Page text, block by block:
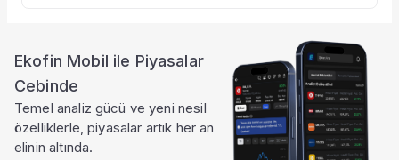
Ekofin Mobil ile Piyasalar
Cebinde
Temel analiz gücü ve yeni nesil
özelliklerle, piyasalar artık her an
elinin altında.